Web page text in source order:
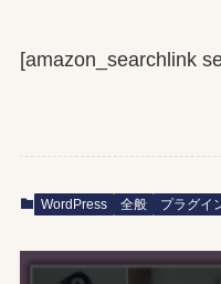
[amazon_searchlink
WordPress 全般 プラグイ